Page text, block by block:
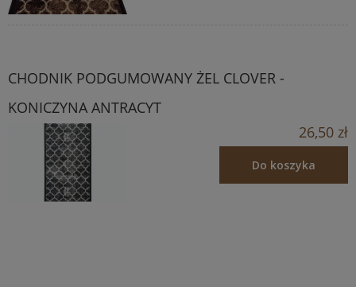
CHODNIK PODGUMOWANY ŻEL CLOVER -
KONICZYNA ANTRACYT
26,50 zł
Do koszyka